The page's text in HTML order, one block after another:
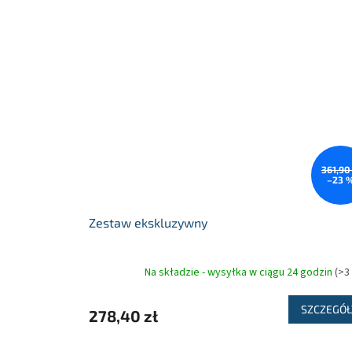
361,90
–23
Zestaw ekskluzywny
Na składzie - wysyłka w ciągu 24 godzin
278,40 zł